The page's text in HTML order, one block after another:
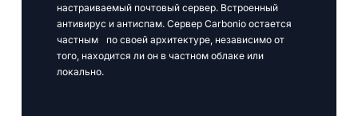
настраиваемый почтовый сервер. Встроенный
антивирус и антиспам. Сервер Carbonio остается
частным по своей архитектуре, независимо от
того, находится ли он в частном облаке или
локально.